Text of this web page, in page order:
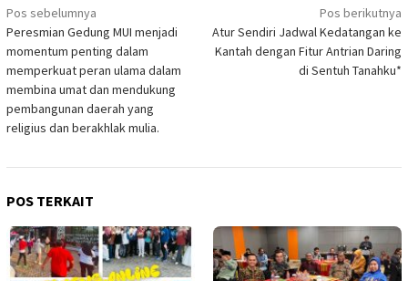
Navigasi
pos
Pos sebelumnya
Peresmian Gedung MUI menjadi
momentum penting dalam
memperkuat peran ulama dalam
membina umat dan mendukung
pembangunan daerah yang
religius dan berakhlak mulia.
Pos berikutnya
Atur Sendiri Jadwal Kedatangan ke
Kantah dengan Fitur Antrian Daring
di Sentuh Tanahku*
POS TERKAIT